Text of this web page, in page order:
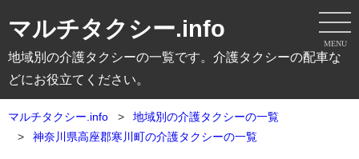
MENU
マルチタクシー.info
地域別の介護タクシーの一覧です。介護タクシーの配車な
どにお役立てください。
マルチタクシー.info
地域別の介護タクシーの一覧
神奈川県高座郡寒川町の介護タクシーの一覧